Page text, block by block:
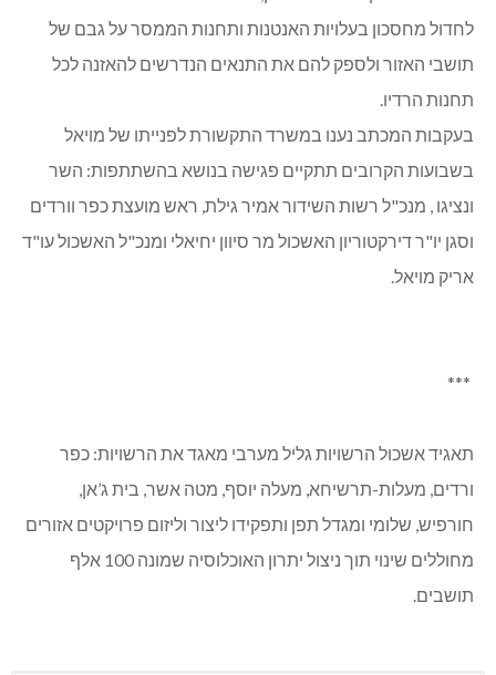
לחדול מחסכון בעלויות האנטנות ותחנות הממסר על גבם של
תושבי האזור ולספק להם את התנאים הנדרשים להאזנה לכל
תחנות הרדיו.
בעקבות המכתב נענו במשרד התקשורת לפנייתו של מויאל
בשבועות הקרובים תתקיים פגישה בנושא בהשתתפות: השר
ונציגו , מנכ"ל רשות השידור אמיר גילת, ראש מועצת כפר וורדים
וסגן יו"ר דירקטוריון האשכול מר סיוון יחיאלי ומנכ"ל האשכול עו"ד
אריק מויאל.
***
תאגיד אשכול הרשויות גליל מערבי מאגד את הרשויות: כפר
ורדים, מעלות-תרשיחא, מעלה יוסף, מטה אשר, בית ג’אן,
חורפיש, שלומי ומגדל תפן ותפקידו ליצור וליזום פרויקטים אזורים
מחוללים שינוי תוך ניצול יתרון האוכלוסיה שמונה 100 אלף
תושבים.